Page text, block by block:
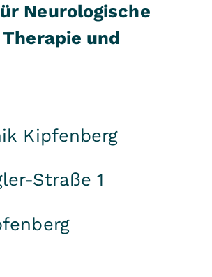
Neurologische
und
Kipfenberg
Straße 1